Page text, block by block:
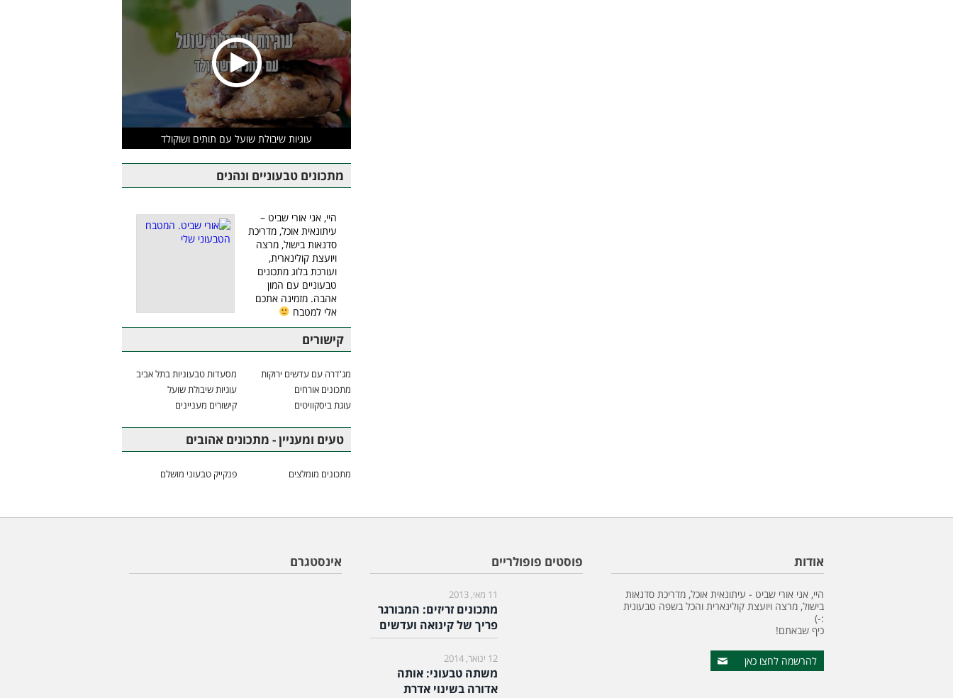
עוגיות שיבולת שועל עם תותים ושוקולד
מתכונים טבעוניים ונהנים
היי, אני אורי שביט –
עיתונאית אוכל, מדריכת
סדנאות בישול, מרצה
ויועצת קולינארית,
ועורכת בלוג מתכונים
טבעוניים עם המון
אהבה. מזמינה אתכם
אלי למטבח
קישורים
מג'דרה עם עדשים ירוקות
מסעדות טבעוניות בתל אביב
מתכונים אורחים
עוגיות שיבולת שועל
עוגת ביסקוויטים
קישורים מעניינים
טעים ומעניין - מתכונים אהובים
מתכונים מומלצים פנקייק טבעוני מושלם
אודות
היי, אני אורי שביט - עיתונאית אוכל, מדריכת סדנאות
בישול, מרצה ויועצת קולינארית והכל בשפה טבעונית
:-)
כיף שבאתם!
להרשמה לחצו כאן
פוסטים פופולריים
11 מאי, 2013
מתכונים זריזים: המבורגר
פריך של קינואה ועדשים
12 ינואר, 2014
משתה טבעוני: אותה
אדורה בשינוי אדרת
אינסטגרם